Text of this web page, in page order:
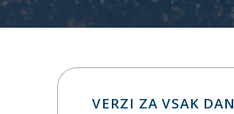
VERZI ZA VSAK DAN